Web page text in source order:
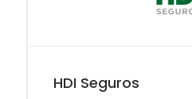
HDI Seguros